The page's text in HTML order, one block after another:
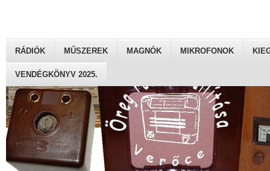
RÁDIÓK MŰSZEREK MAGNÓK MIKROFONOK
VENDÉGKÖNYV 2025.